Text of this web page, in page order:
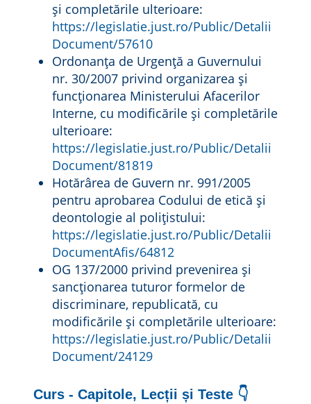
și completările ulterioare:
https://legislatie.just.ro/Public/Detalii
Document/57610
Ordonanţa de Urgenţă a Guvernului
nr. 30/2007 privind organizarea şi
funcţionarea Ministerului Afacerilor
Interne, cu modificările și completările
ulterioare:
https://legislatie.just.ro/Public/Detalii
Document/81819
Hotărârea de Guvern nr. 991/2005
pentru aprobarea Codului de etică și
deontologie al polițistului:
https://legislatie.just.ro/Public/Detalii
DocumentAfis/64812
OG 137/2000 privind prevenirea şi
sancţionarea tuturor formelor de
discriminare, republicată, cu
modificările și completările ulterioare:
https://legislatie.just.ro/Public/Detalii
Document/24129
Curs - Capitole, Lecții și Teste 👇